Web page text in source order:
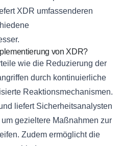
XDR umfassenderen
von XDR?
wie die Reduzierung der
durch kontinuierliche
Reaktionsmechanismen.
liefert Sicherheitsanalysten
gezieltere Maßnahmen zur
Zudem ermöglicht die